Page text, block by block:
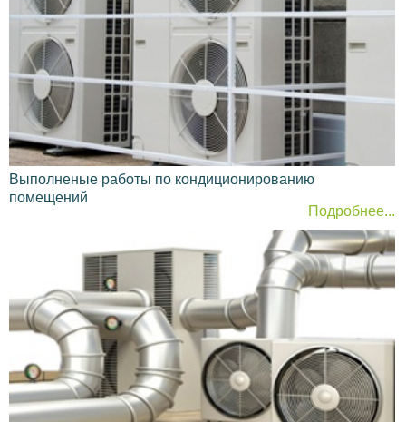
Выполненые работы по кондиционированию
помещений
Подробнее...